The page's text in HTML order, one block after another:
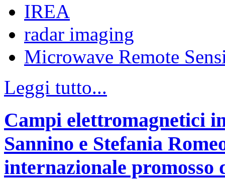
IREA
radar imaging
Microwave Remote
Leggi tutto...
Campi elettromagnetici
Sannino e Stefania
internazionale promosso